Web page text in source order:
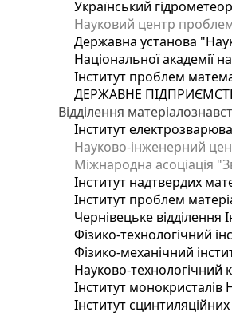
Український
Науковий центр проблем
Державна установа
Національної академії
Інститут проблем
ДЕРЖАВНЕ
Відділення
Інститут
Науково-інженерний
Міжнародна асоціація
Інститут надтвердих
Інститут проблем
Чернівецьке
Фізико-технологічний
Фізико-механічний
Науково-технологічний
Інститут монокристалів
Інститут